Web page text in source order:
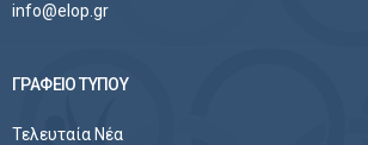
info@elop.gr
ΓΡΑΦΕΙΟ ΤΥΠΟΥ
Τελευταία Νέα